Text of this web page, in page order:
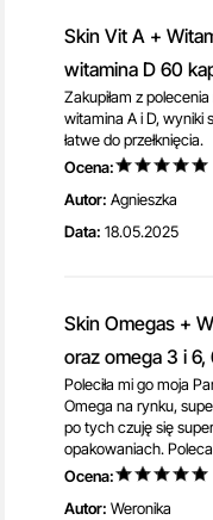
Skin Vit A +
witamina D 60
Zakupiłam z
witamina A i D, wyniki
łatwe do przełknięcia.
Ocena:
Autor: Agnieszka
Data: 18.05.2025
Skin Omegas +
oraz omega 3 i 6,
Poleciła mi go moja
Omega na rynku,
po tych czuję się
opakowaniach.
Ocena:
Autor: Weronika